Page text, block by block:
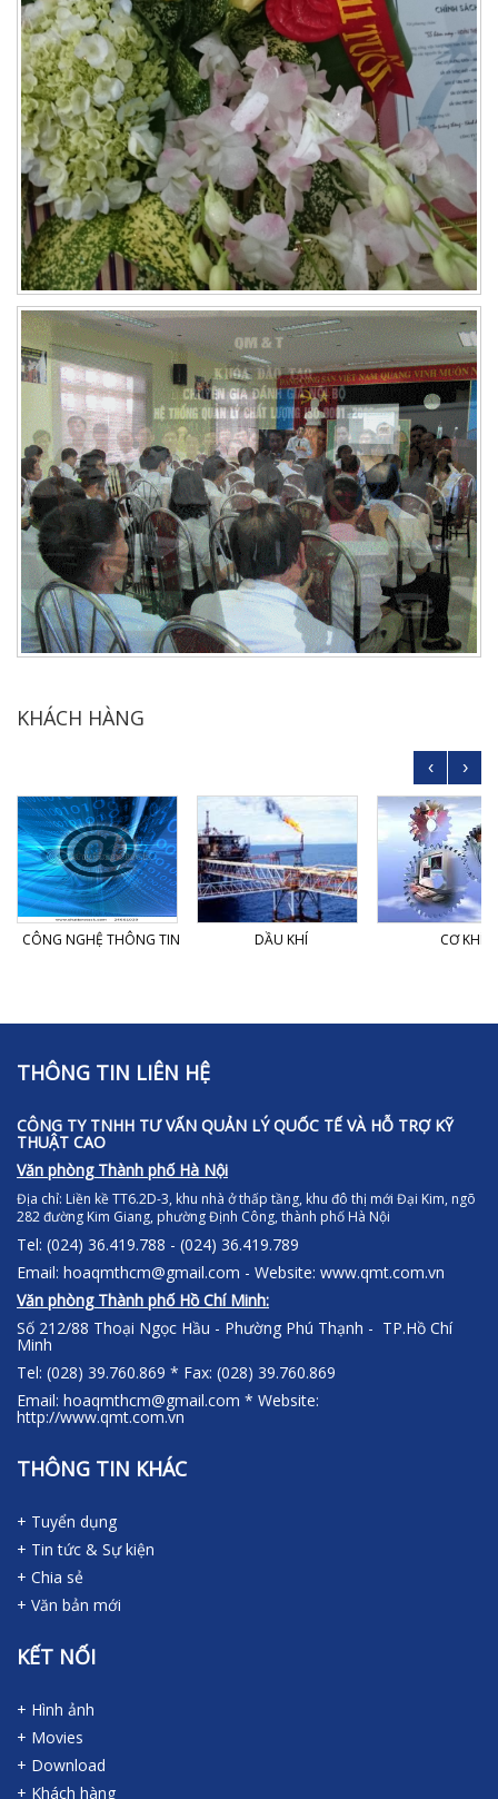
KHÁCH HÀNG
›
‹
CÔNG NGHỆ THÔNG TIN DẦU KHÍ CƠ KHÍ
THÔNG TIN LIÊN HỆ
CÔNG TY TNHH TƯ VẤN QUẢN LÝ QUỐC TẾ VÀ HỖ TRỢ KỸ
THUẬT CAO
Văn phòng Thành phố Hà Nội
Địa chỉ: Liền kề TT6.2D-3, khu nhà ở thấp tầng, khu đô thị mới Đại Kim, ngõ
282 đường Kim Giang, phường Định Công, thành phố Hà Nội
Tel: (024) 36.419.788 - (024) 36.419.789
Email: hoaqmthcm@gmail.com - Website: www.qmt.com.vn
Văn phòng Thành phố Hồ Chí Minh:
Số 212/88 Thoại Ngọc Hầu - Phường Phú Thạnh - TP.Hồ Chí
Minh
Tel: (028) 39.760.869 * Fax: (028) 39.760.869
Email: hoaqmthcm@gmail.com * Website:
http://www.qmt.com.vn
THÔNG TIN KHÁC
+ Tuyển dụng
+ Tin tức & Sự kiện
+ Chia sẻ
+ Văn bản mới
KẾT NỐI
+ Hình ảnh
+ Movies
+ Download
+ Khách hàng